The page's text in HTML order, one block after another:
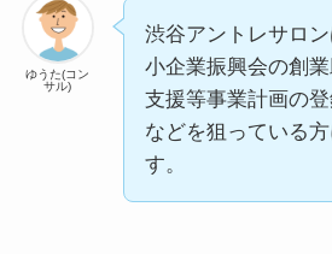
ゆうた(コン
サル)
渋谷アントレサロ
小企業振興会の創
支援等事業計画の
などを狙っている
す。